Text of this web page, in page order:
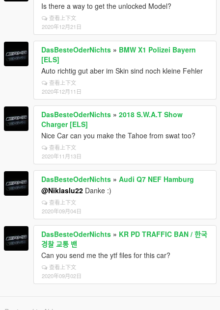
Is there a way to get the unlocked Model?
查看上下文
2020年12月21日
DasBesteOderNichts » BMW X1 Polizei Bayern
[ELS]
Auto richtig gut aber im Skin sind noch kleine Fehler
查看上下文
2020年12月11日
DasBesteOderNichts » 2018 S.W.A.T Show
Charger [ELS]
Nice Car can you make the Tahoe from swat too?
查看上下文
2020年11月13日
DasBesteOderNichts » Audi Q7 NEF Hamburg
@Niklaslu22 Danke :)
查看上下文
2020年09月04日
DasBesteOderNichts » KR PD TRAFFIC BAN / 한국
경찰 교통 밴
Can you send me the ytf files for this car?
查看上下文
2020年09月02日